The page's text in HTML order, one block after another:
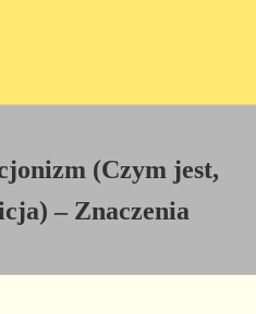
(Czym jest,
– Znaczenia